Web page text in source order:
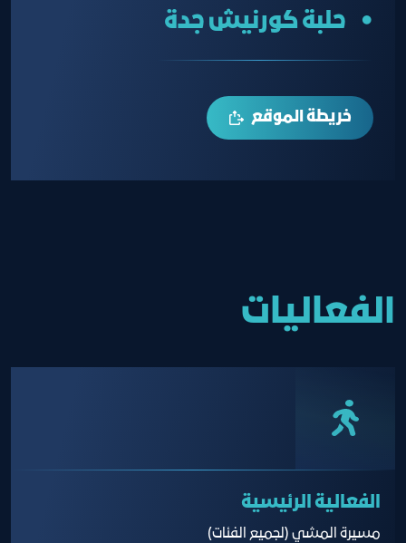
• حلبة كورنيش جدة
خريطة الموقع
الفعاليات
الفعالية الرئيسية
مسيرة المشي (لجميع الفئات)